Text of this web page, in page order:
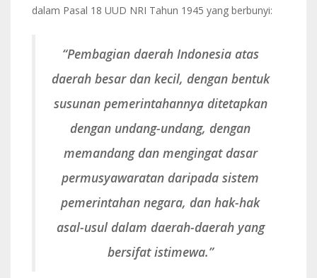
dalam Pasal 18 UUD NRI Tahun 1945 yang berbunyi:
“Pembagian daerah Indonesia atas
daerah besar dan kecil, dengan bentuk
susunan pemerintahannya ditetapkan
dengan undang-undang, dengan
memandang dan mengingat dasar
permusyawaratan daripada sistem
pemerintahan negara, dan hak-hak
asal-usul dalam daerah-daerah yang
bersifat istimewa.”